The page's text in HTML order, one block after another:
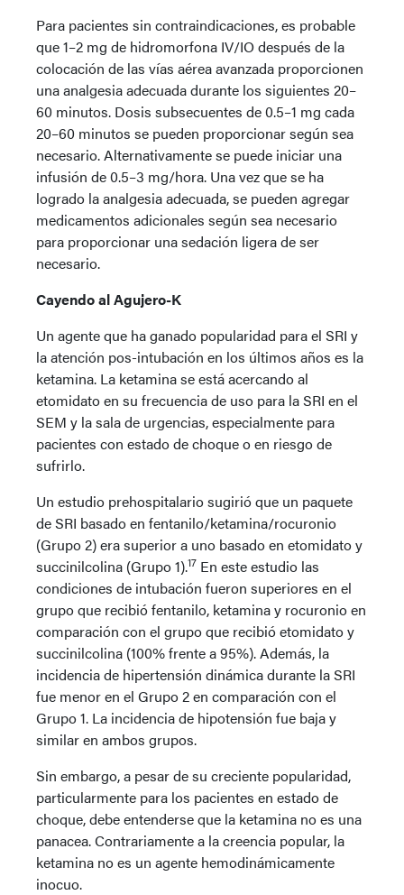
Para pacientes sin contraindicaciones, es probable
que 1–2 mg de hidromorfona IV/IO después de la
colocación de las vías aérea avanzada proporcionen
una analgesia adecuada durante los siguientes 20–
60 minutos. Dosis subsecuentes de 0.5–1 mg cada
20–60 minutos se pueden proporcionar según sea
necesario. Alternativamente se puede iniciar una
infusión de 0.5–3 mg/hora. Una vez que se ha
logrado la analgesia adecuada, se pueden agregar
medicamentos adicionales según sea necesario
para proporcionar una sedación ligera de ser
necesario.
Cayendo al Agujero-K
Un agente que ha ganado popularidad para el SRI y
la atención pos-intubación en los últimos años es la
ketamina. La ketamina se está acercando al
etomidato en su frecuencia de uso para la SRI en el
SEM y la sala de urgencias, especialmente para
pacientes con estado de choque o en riesgo de
sufrirlo.
Un estudio prehospitalario sugirió que un paquete
de SRI basado en fentanilo/ketamina/rocuronio
(Grupo 2) era superior a uno basado en etomidato y
succinilcolina (Grupo 1).17 En este estudio las
condiciones de intubación fueron superiores en el
grupo que recibió fentanilo, ketamina y rocuronio en
comparación con el grupo que recibió etomidato y
succinilcolina (100% frente a 95%). Además, la
incidencia de hipertensión dinámica durante la SRI
fue menor en el Grupo 2 en comparación con el
Grupo 1. La incidencia de hipotensión fue baja y
similar en ambos grupos.
Sin embargo, a pesar de su creciente popularidad,
particularmente para los pacientes en estado de
choque, debe entenderse que la ketamina no es una
panacea. Contrariamente a la creencia popular, la
ketamina no es un agente hemodinámicamente
inocuo.